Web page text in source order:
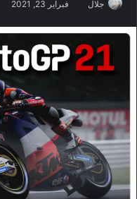
جلال فبراير 23, 2021